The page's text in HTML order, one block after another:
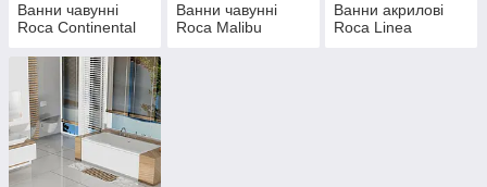
Ванни чавунні
Roca Continental
Ванни чавунні
Roca Malibu
Ванни акрилові
Roca Linea